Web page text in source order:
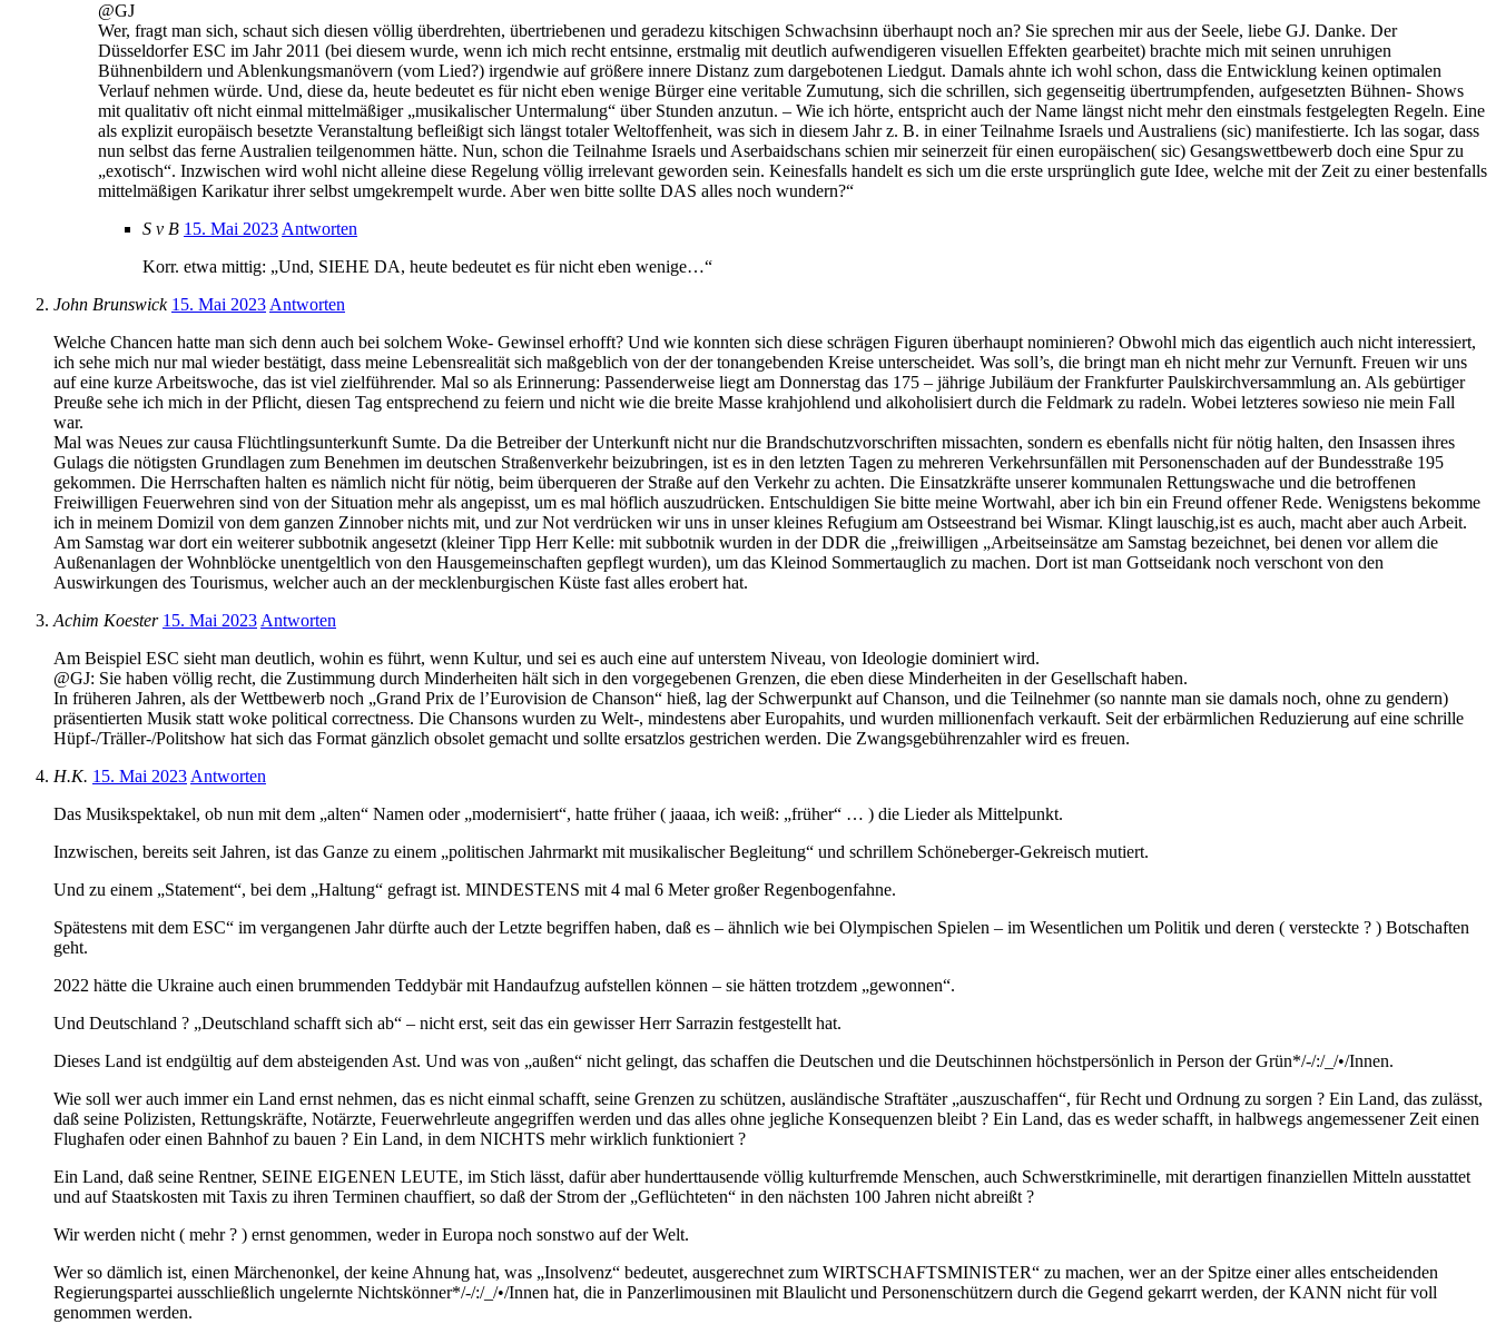
@GJ
Wer, fragt man sich, schaut sich diesen völlig überdrehten, übertriebenen und geradezu kitschigen Schwachsinn überhaupt noch an? Sie sprechen mir aus der Seele, liebe GJ. Danke. Der
Düsseldorfer ESC im Jahr 2011 (bei diesem wurde, wenn ich mich recht entsinne, erstmalig mit deutlich aufwendigeren visuellen Effekten gearbeitet) brachte mich mit seinen unruhigen
Bühnenbildern und Ablenkungsmanövern (vom Lied?) irgendwie auf größere innere Distanz zum dargebotenen Liedgut. Damals ahnte ich wohl schon, dass die Entwicklung keinen optimalen
Verlauf nehmen würde. Und, diese da, heute bedeutet es für nicht eben wenige Bürger eine veritable Zumutung, sich die schrillen, sich gegenseitig übertrumpfenden, aufgesetzten Bühnen- Shows
mit qualitativ oft nicht einmal mittelmäßiger „musikalischer Untermalung“ über Stunden anzutun. – Wie ich hörte, entspricht auch der Name längst nicht mehr den einstmals festgelegten Regeln. Eine
als explizit europäisch besetzte Veranstaltung befleißigt sich längst totaler Weltoffenheit, was sich in diesem Jahr z. B. in einer Teilnahme Israels und Australiens (sic) manifestierte. Ich las sogar, dass
nun selbst das ferne Australien teilgenommen hätte. Nun, schon die Teilnahme Israels und Aserbaidschans schien mir seinerzeit für einen europäischen( sic) Gesangswettbewerb doch eine Spur zu
„exotisch“. Inzwischen wird wohl nicht alleine diese Regelung völlig irrelevant geworden sein. Keinesfalls handelt es sich um die erste ursprünglich gute Idee, welche mit der Zeit zu einer bestenfalls
mittelmäßigen Karikatur ihrer selbst umgekrempelt wurde. Aber wen bitte sollte DAS alles noch wundern?“
S v B 15. Mai 2023 Antworten
Korr. etwa mittig: „Und, SIEHE DA, heute bedeutet es für nicht eben wenige…“
John Brunswick 15. Mai 2023 Antworten
Welche Chancen hatte man sich denn auch bei solchem Woke- Gewinsel erhofft? Und wie konnten sich diese schrägen Figuren überhaupt nominieren? Obwohl mich das eigentlich auch nicht interessiert,
ich sehe mich nur mal wieder bestätigt, dass meine Lebensrealität sich maßgeblich von der der tonangebenden Kreise unterscheidet. Was soll’s, die bringt man eh nicht mehr zur Vernunft. Freuen wir uns
auf eine kurze Arbeitswoche, das ist viel zielführender. Mal so als Erinnerung: Passenderweise liegt am Donnerstag das 175 – jährige Jubiläum der Frankfurter Paulskirchversammlung an. Als gebürtiger
Preuße sehe ich mich in der Pflicht, diesen Tag entsprechend zu feiern und nicht wie die breite Masse krahjohlend und alkoholisiert durch die Feldmark zu radeln. Wobei letzteres sowieso nie mein Fall
war.
Mal was Neues zur causa Flüchtlingsunterkunft Sumte. Da die Betreiber der Unterkunft nicht nur die Brandschutzvorschriften missachten, sondern es ebenfalls nicht für nötig halten, den Insassen ihres
Gulags die nötigsten Grundlagen zum Benehmen im deutschen Straßenverkehr beizubringen, ist es in den letzten Tagen zu mehreren Verkehrsunfällen mit Personenschaden auf der Bundesstraße 195
gekommen. Die Herrschaften halten es nämlich nicht für nötig, beim überqueren der Straße auf den Verkehr zu achten. Die Einsatzkräfte unserer kommunalen Rettungswache und die betroffenen
Freiwilligen Feuerwehren sind von der Situation mehr als angepisst, um es mal höflich auszudrücken. Entschuldigen Sie bitte meine Wortwahl, aber ich bin ein Freund offener Rede. Wenigstens bekomme
ich in meinem Domizil von dem ganzen Zinnober nichts mit, und zur Not verdrücken wir uns in unser kleines Refugium am Ostseestrand bei Wismar. Klingt lauschig,ist es auch, macht aber auch Arbeit.
Am Samstag war dort ein weiterer subbotnik angesetzt (kleiner Tipp Herr Kelle: mit subbotnik wurden in der DDR die „freiwilligen „Arbeitseinsätze am Samstag bezeichnet, bei denen vor allem die
Außenanlagen der Wohnblöcke unentgeltlich von den Hausgemeinschaften gepflegt wurden), um das Kleinod Sommertauglich zu machen. Dort ist man Gottseidank noch verschont von den
Auswirkungen des Tourismus, welcher auch an der mecklenburgischen Küste fast alles erobert hat.
Achim Koester 15. Mai 2023 Antworten
Am Beispiel ESC sieht man deutlich, wohin es führt, wenn Kultur, und sei es auch eine auf unterstem Niveau, von Ideologie dominiert wird.
@GJ: Sie haben völlig recht, die Zustimmung durch Minderheiten hält sich in den vorgegebenen Grenzen, die eben diese Minderheiten in der Gesellschaft haben.
In früheren Jahren, als der Wettbewerb noch „Grand Prix de l’Eurovision de Chanson“ hieß, lag der Schwerpunkt auf Chanson, und die Teilnehmer (so nannte man sie damals noch, ohne zu gendern)
präsentierten Musik statt woke political correctness. Die Chansons wurden zu Welt-, mindestens aber Europahits, und wurden millionenfach verkauft. Seit der erbärmlichen Reduzierung auf eine schrille
Hüpf-/Träller-/Politshow hat sich das Format gänzlich obsolet gemacht und sollte ersatzlos gestrichen werden. Die Zwangsgebührenzahler wird es freuen.
H.K. 15. Mai 2023 Antworten
Das Musikspektakel, ob nun mit dem „alten“ Namen oder „modernisiert“, hatte früher ( jaaaa, ich weiß: „früher“ … ) die Lieder als Mittelpunkt.
Inzwischen, bereits seit Jahren, ist das Ganze zu einem „politischen Jahrmarkt mit musikalischer Begleitung“ und schrillem Schöneberger-Gekreisch mutiert.
Und zu einem „Statement“, bei dem „Haltung“ gefragt ist. MINDESTENS mit 4 mal 6 Meter großer Regenbogenfahne.
Spätestens mit dem ESC“ im vergangenen Jahr dürfte auch der Letzte begriffen haben, daß es – ähnlich wie bei Olympischen Spielen – im Wesentlichen um Politik und deren ( versteckte ? ) Botschaften
geht.
2022 hätte die Ukraine auch einen brummenden Teddybär mit Handaufzug aufstellen können – sie hätten trotzdem „gewonnen“.
Und Deutschland ? „Deutschland schafft sich ab“ – nicht erst, seit das ein gewisser Herr Sarrazin festgestellt hat.
Dieses Land ist endgültig auf dem absteigenden Ast. Und was von „außen“ nicht gelingt, das schaffen die Deutschen und die Deutschinnen höchstpersönlich in Person der Grün*/-/:/_/•/Innen.
Wie soll wer auch immer ein Land ernst nehmen, das es nicht einmal schafft, seine Grenzen zu schützen, ausländische Straftäter „auszuschaffen“, für Recht und Ordnung zu sorgen ? Ein Land, das zulässt,
daß seine Polizisten, Rettungskräfte, Notärzte, Feuerwehrleute angegriffen werden und das alles ohne jegliche Konsequenzen bleibt ? Ein Land, das es weder schafft, in halbwegs angemessener Zeit einen
Flughafen oder einen Bahnhof zu bauen ? Ein Land, in dem NICHTS mehr wirklich funktioniert ?
Ein Land, daß seine Rentner, SEINE EIGENEN LEUTE, im Stich lässt, dafür aber hunderttausende völlig kulturfremde Menschen, auch Schwerstkriminelle, mit derartigen finanziellen Mitteln ausstattet
und auf Staatskosten mit Taxis zu ihren Terminen chauffiert, so daß der Strom der „Geflüchteten“ in den nächsten 100 Jahren nicht abreißt ?
Wir werden nicht ( mehr ? ) ernst genommen, weder in Europa noch sonstwo auf der Welt.
Wer so dämlich ist, einen Märchenonkel, der keine Ahnung hat, was „Insolvenz“ bedeutet, ausgerechnet zum WIRTSCHAFTSMINISTER“ zu machen, wer an der Spitze einer alles entscheidenden
Regierungspartei ausschließlich ungelernte Nichtskönner*/-/:/_/•/Innen hat, die in Panzerlimousinen mit Blaulicht und Personenschützern durch die Gegend gekarrt werden, der KANN nicht für voll
genommen werden.